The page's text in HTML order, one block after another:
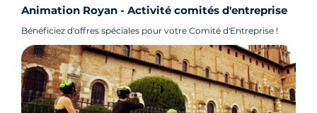
Animation Royan - Activité comités d'entreprise
Bénéficiez d'offres spéciales pour votre Comité d'Entreprise !